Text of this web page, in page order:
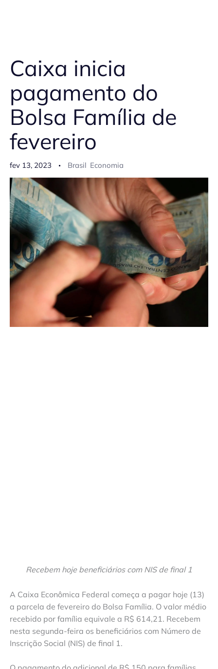
Caixa inicia
pagamento do
Bolsa Família de
fevereiro
fev 13, 2023 Brasil Economia
Recebem hoje beneficiários com NIS de final 1
A Caixa Econômica Federal começa a pagar hoje (13)
a parcela de fevereiro do Bolsa Família. O valor médio
recebido por família equivale a R$ 614,21. Recebem
nesta segunda-feira os beneficiários com Número de
Inscrição Social (NIS) de final 1.